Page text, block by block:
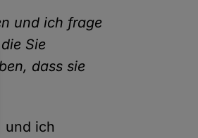
und ich frage
Sie
dass sie
und ich